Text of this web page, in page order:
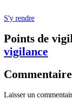
S'y rendre
Points de
vigilance
Laisser un